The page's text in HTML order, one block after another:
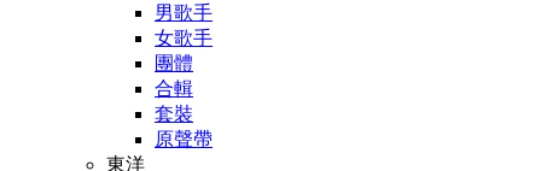
男歌手
女歌手
團體
合輯
套裝
原聲帶
東洋